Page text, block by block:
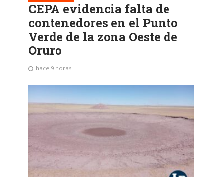
CEPA evidencia falta de
contenedores en el Punto
Verde de la zona Oeste de
Oruro
hace 9 horas